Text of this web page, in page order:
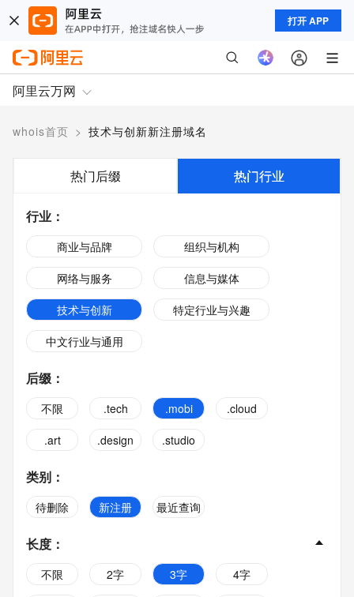
打开 APP
阿里云万网
whois首页 > 技术与创新新注册域名
热门后缀 热门行业
行业 ：
商业与品牌
组织与机构
网络与服务
信息与媒体
技术与创新
特定行业与兴趣
中文行业与通用
后缀 ：
不限 .tech .mobi
.cloud
.art
.design .studio
类别 ：
待删除 新注册 最近查询
长度 ：
不限 2字 3字
4字